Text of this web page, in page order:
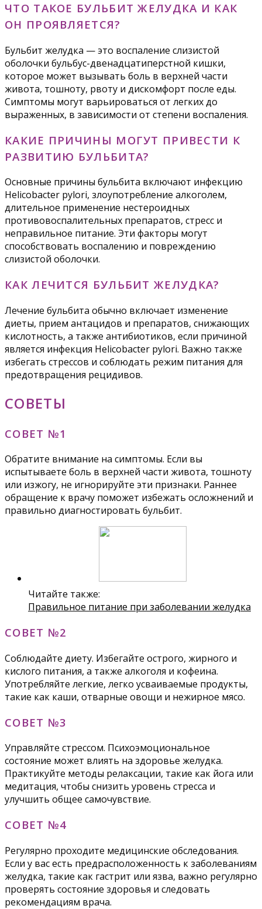
ЧТО ТАКОЕ БУЛЬБИТ ЖЕЛУДКА И КАК
ОН ПРОЯВЛЯЕТСЯ?
Бульбит желудка — это воспаление слизистой
оболочки бульбус-двенадцатиперстной кишки,
которое может вызывать боль в верхней части
живота, тошноту, рвоту и дискомфорт после еды.
Симптомы могут варьироваться от легких до
выраженных, в зависимости от степени воспаления.
КАКИЕ ПРИЧИНЫ МОГУТ ПРИВЕСТИ К
РАЗВИТИЮ БУЛЬБИТА?
Основные причины бульбита включают инфекцию
Helicobacter pylori, злоупотребление алкоголем,
длительное применение нестероидных
противовоспалительных препаратов, стресс и
неправильное питание. Эти факторы могут
способствовать воспалению и повреждению
слизистой оболочки.
КАК ЛЕЧИТСЯ БУЛЬБИТ ЖЕЛУДКА?
Лечение бульбита обычно включает изменение
диеты, прием антацидов и препаратов, снижающих
кислотность, а также антибиотиков, если причиной
является инфекция Helicobacter pylori. Важно также
избегать стрессов и соблюдать режим питания для
предотвращения рецидивов.
СОВЕТЫ
СОВЕТ №1
Обратите внимание на симптомы. Если вы
испытываете боль в верхней части живота, тошноту
или изжогу, не игнорируйте эти признаки. Раннее
обращение к врачу поможет избежать осложнений и
правильно диагностировать бульбит.
Читайте также:
Правильное питание при заболевании желудка
СОВЕТ №2
Соблюдайте диету. Избегайте острого, жирного и
кислого питания, а также алкоголя и кофеина.
Употребляйте легкие, легко усваиваемые продукты,
такие как каши, отварные овощи и нежирное мясо.
СОВЕТ №3
Управляйте стрессом. Психоэмоциональное
состояние может влиять на здоровье желудка.
Практикуйте методы релаксации, такие как йога или
медитация, чтобы снизить уровень стресса и
улучшить общее самочувствие.
СОВЕТ №4
Регулярно проходите медицинские обследования.
Если у вас есть предрасположенность к заболеваниям
желудка, такие как гастрит или язва, важно регулярно
проверять состояние здоровья и следовать
рекомендациям врача.